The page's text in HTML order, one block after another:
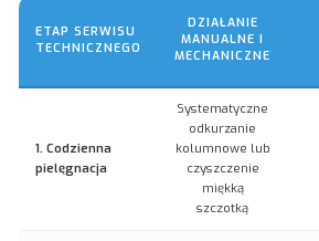
ETAP SERWISU
TECHNICZNEGO
DZIAŁANIE
MANUALNE I
MECHANICZNE
1. Codzienna
pielęgnacja
Systematyczne
odkurzanie
kolumnowe lub
czyszczenie
miękką
szczotką